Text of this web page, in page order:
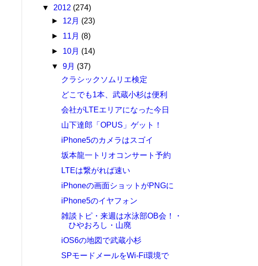
▼ 2012 (274)
► 12月 (23)
► 11月 (8)
► 10月 (14)
▼9月 (37)
クラシックソムリエ検定
どこでも1本、武蔵小杉は便利
会社がLTEエリアになった今日
山下達郎「OPUS」ゲット！
iPhone5のカメラはスゴイ
坂本龍一トリオコンサート予約
LTEは繋がれば速い
iPhoneの画面ショットがPNGに
iPhone5のイヤフォン
雑談トピ・来週は水泳部OB会！・
ひやおろし・山廃
iOS6の地図で武蔵小杉
SPモードメールをWi-Fi環境で